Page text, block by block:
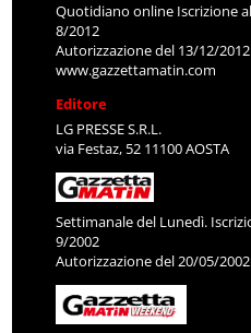
Quotidiano online Iscrizione
8/2012
Autorizzazione del 13/12/2012
www.gazzettamatin.com
Editore
LG PRESSE S.R.L.
via Festaz, 52 11100 AOSTA
Settimanale del Lunedì.
9/2002
Autorizzazione del 20/05/2002